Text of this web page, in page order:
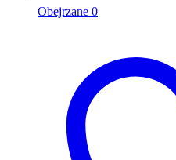
Obejrzane 0